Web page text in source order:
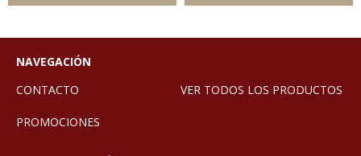
NAVEGACIÓN
CONTACTO
VER TODOS LOS PRODUCTOS
PROMOCIONES